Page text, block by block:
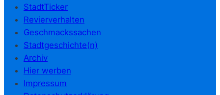
StadtTicker
Revierverhalten
Geschmackssachen
Stadtgeschichte(n)
Archiv
Hier werben
Impressum